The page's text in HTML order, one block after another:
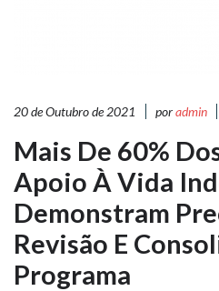
20 de Outubro de 2021 poradmin
Mais De 60%
Apoio À Vida
Demonstram
Revisão E
Programa